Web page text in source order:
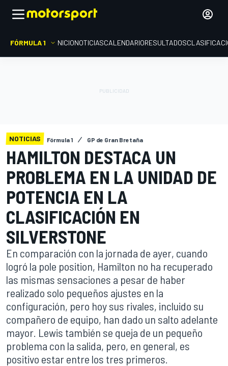
FÓRMULA 1 INICIONOTICIASCALENDARIORESULTADOS
NOTICIAS Fórmula 1 GP de Gran Bretaña
HAMILTON DESTACA UN
PROBLEMA EN LA UNIDAD DE
POTENCIA EN LA
CLASIFICACIÓN EN
SILVERSTONE
En comparación con la jornada de ayer, cuando
logró la pole position, Hamilton no ha recuperado
las mismas sensaciones a pesar de haber
realizado solo pequeños ajustes en la
configuración, pero hoy sus rivales, incluido su
compañero de equipo, han dado un salto adelante
mayor. Lewis también se queja de un pequeño
problema con la salida, pero, en general, es
positivo estar entre los tres primeros.